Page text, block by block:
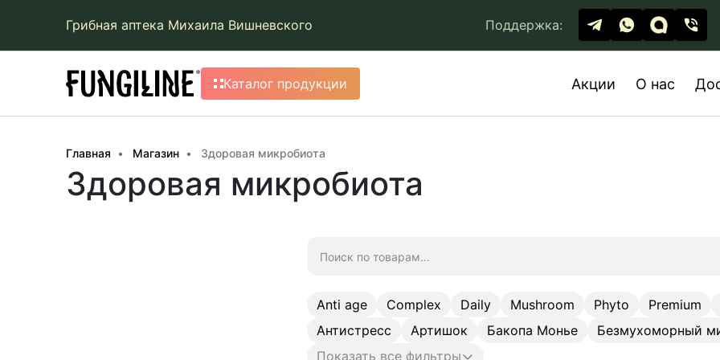
Грибная аптека Михаила Вишневского Поддержка:
Каталог продукции Акции О нас
Главная Магазин Здоровая микробиота
Здоровая микробиота
Anti age Complex Daily Mushroom Phyto Premium
Антистресс
Артишок Бакопа Монье Безмухоморный
Показать все фильтры